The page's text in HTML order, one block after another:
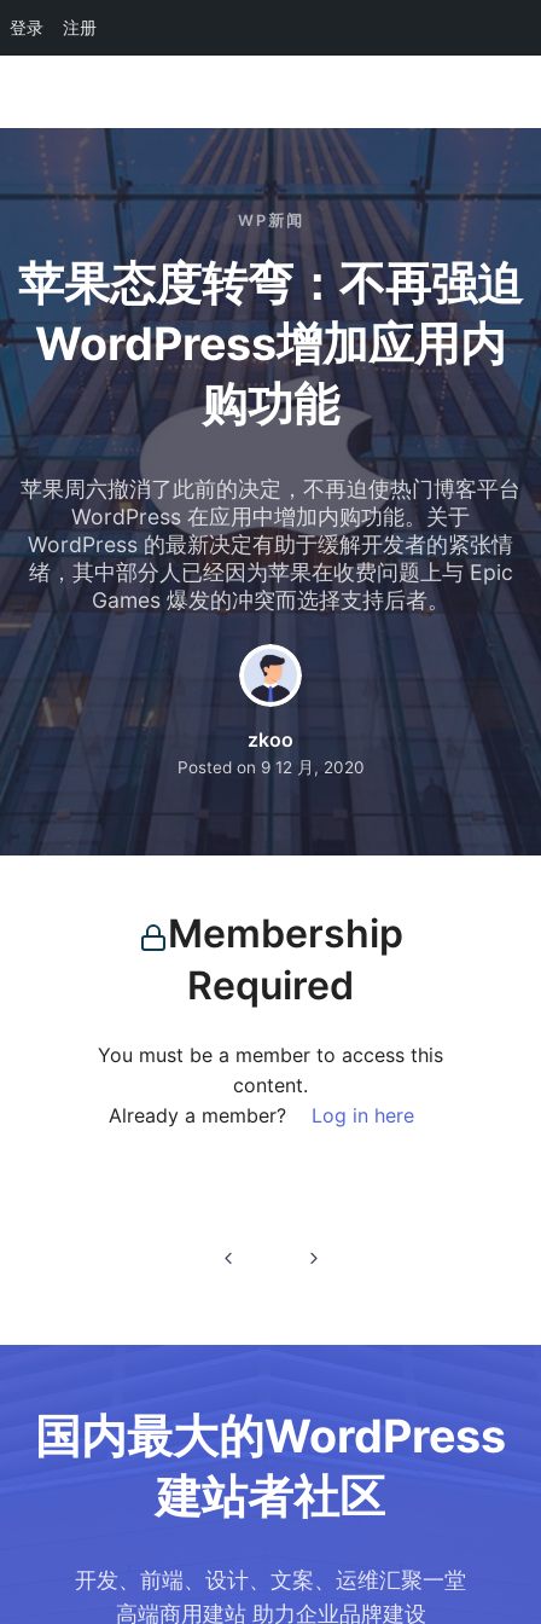
登录 注册
Skip to main content
WP新闻
苹果态度转弯：不再强迫
WordPress增加应用内
购功能
苹果周六撤消了此前的决定，不再迫使热门博客平台
WordPress 在应用中增加内购功能。关于
WordPress 的最新决定有助于缓解开发者的紧张情
绪，其中部分人已经因为苹果在收费问题上与 Epic
Games 爆发的冲突而选择支持后者。
Posted on 9 12 月, 2020
zkoo
Membership
Required
You must be a member to access this
content.
Already a member?
Log in here
导
航
国内最大的WordPress
建站者社区
开发、前端、设计、文案、运维汇聚一堂
高端商用建站 助力企业品牌建设